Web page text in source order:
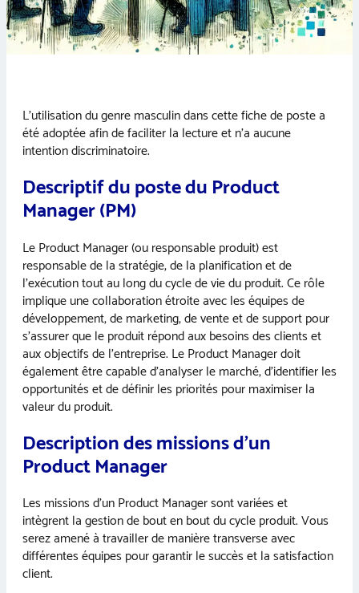
L’utilisation du genre masculin dans cette fiche de poste a
été adoptée afin de faciliter la lecture et n’a aucune
intention discriminatoire.
Descriptif du poste du Product
Manager (PM)
Le Product Manager (ou responsable produit) est
responsable de la stratégie, de la planification et de
l’exécution tout au long du cycle de vie du produit. Ce rôle
implique une collaboration étroite avec les équipes de
développement, de marketing, de vente et de support pour
s’assurer que le produit répond aux besoins des clients et
aux objectifs de l’entreprise. Le Product Manager doit
également être capable d’analyser le marché, d’identifier les
opportunités et de définir les priorités pour maximiser la
valeur du produit.
Description des missions d’un
Product Manager
Les missions d’un Product Manager sont variées et
intègrent la gestion de bout en bout du cycle produit. Vous
serez amené à travailler de manière transverse avec
différentes équipes pour garantir le succès et la satisfaction
client.